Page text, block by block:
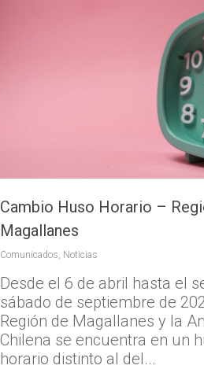
Cambio Huso Horario –
Magallanes
Comunicados, Noticias
Desde el 6 de abril hasta el
sábado de septiembre de
Región de Magallanes y la
Chilena se encuentra en un
horario distinto al del...